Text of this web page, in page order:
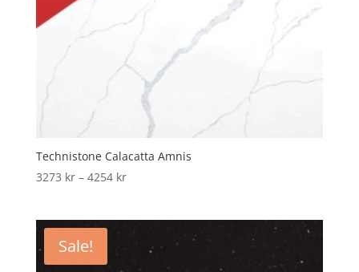
Technistone Calacatta Amnis
3273 kr – 4254 krPrice
4254 kr
Sale!